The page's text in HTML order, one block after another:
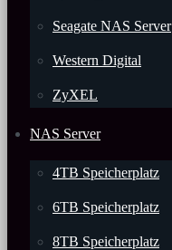
Seagate NAS Server
Western Digital
ZyXEL
NAS Server
4TB Speicherplatz
6TB Speicherplatz
8TB Speicherplatz